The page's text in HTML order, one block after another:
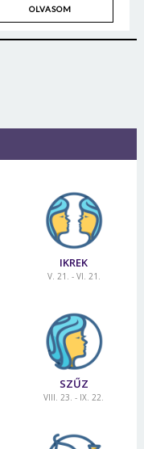
OLVASOM
IKREK
V. 21. - VI. 21.
SZŰZ
VIII. 23. - IX. 22.